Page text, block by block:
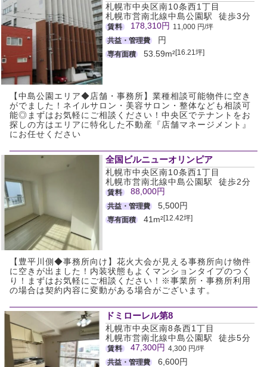
札幌市中央区南10条西1丁目
札幌市営南北線中島公園駅 徒歩3分
賃料 178,310円 11,000 円/坪
共益・管理費
円
専有面積 53.59m²[16.21坪]
【中島公園エリア◆店舗・事務所】業種相談可能物件に空き
がでました！ネイルサロン・美容サロン・整体なども相談可
能◎まずはお気軽にご相談ください！中央区でテナントをお
探しの方はエリアに特化した不動産『店舗マネージメント』
にお任せください
全国ビルニューオリンピア
札幌市中央区南10条西1丁目
札幌市営南北線中島公園駅 徒歩2分
賃料 88,000円
共益・管理費 5,500円
専有面積 41m²[12.42坪]
【豊平川側◆事務所向け】花火大会が見える事務所向け物件
に空きが出ました！内装状態もよくマンションタイプのつく
り！まずはお気軽にご相談ください！※事業所・事務所利用
の場合は契約内容に変動がある場合がございます。
ドミローレル第8
札幌市中央区南8条西1丁目
札幌市営南北線中島公園駅 徒歩5分
賃料 47,300円 4,300 円/坪
共益・管理費
6,600円